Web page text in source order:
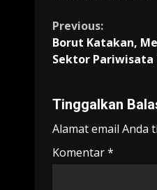
Continue
Reading
Previous:
Borut Katakan,
Sektor Pariwisata
Tinggalkan
Alamat email Anda
Komentar*